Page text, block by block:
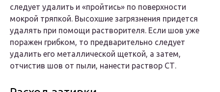
следует удалить и «пройтись» по поверхности
мокрой тряпкой. Высохшие загрязнения придется
удалять при помощи растворителя. Если шов уже
поражен грибком, то предварительно следует
удалить его металлической щеткой, а затем,
отчистив шов от пыли, нанести раствор СТ.